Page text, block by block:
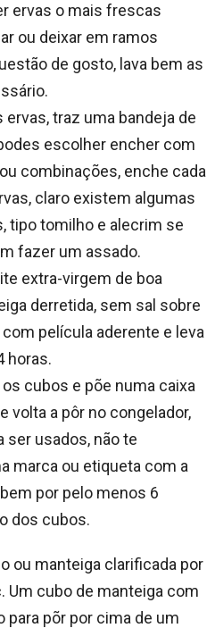
ervas o mais frescas
ou deixar em ramos
de gosto, lava bem as
ervas, traz uma bandeja de
escolher encher com
combinações, enche cada
claro existem algumas
tipo tomilho e alecrim se
fazer um assado.
extra-virgem de boa
derretida, sem sal sobre
película aderente e leva
horas.
cubos e põe numa caixa
volta a pôr no congelador,
ser usados, não te
marca ou etiqueta com a
por pelo menos 6
dos cubos.
ou manteiga clarificada por
Um cubo de manteiga com
põr por cima de um